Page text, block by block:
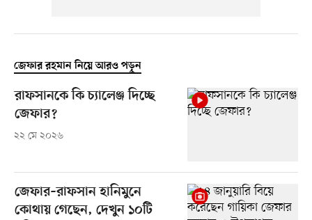
জেফার রহমান নিয়ে আরও পড়ুন
রাফসানকে কি চ্যালেঞ্জ দিচ্ছে
জেফার?
২২ মে ২০২৬
জেফার–রাফসান হানিমুনে
কোথায় গেছেন, দেখুন ১০টি